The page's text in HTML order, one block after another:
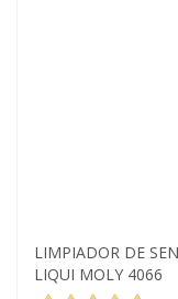
LIMPIADOR DE
LIQUI MOLY 4066